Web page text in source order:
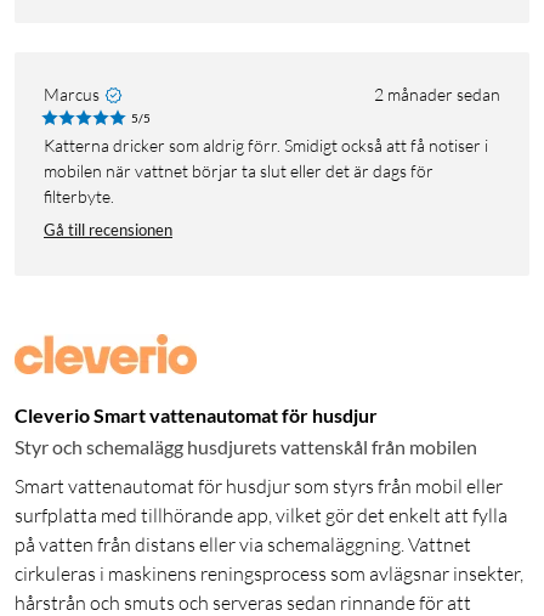
Marcus 2 månader sedan
5/5
Katterna dricker som aldrig förr. Smidigt också att få notiser i
mobilen när vattnet börjar ta slut eller det är dags för
filterbyte.
Gå till recensionen
Cleverio Smart vattenautomat för husdjur
Styr och schemalägg husdjurets vattenskål från mobilen
Smart vattenautomat för husdjur som styrs från mobil eller
surfplatta med tillhörande app, vilket gör det enkelt att fylla
på vatten från distans eller via schemaläggning. Vattnet
cirkuleras i maskinens reningsprocess som avlägsnar insekter,
hårstrån och smuts och serveras sedan rinnande för att